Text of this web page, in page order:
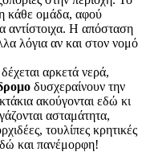
κάθε ομάδα, αφού
αντίστοιχα. Η απόσταση
λόγια αν και στον νομό
αρκετά νερά,
δυσχεραίνουν την
ακούγονται εδώ κι
ασταμάτητα,
τουλίπες κρητικές
και πανέμορφη!